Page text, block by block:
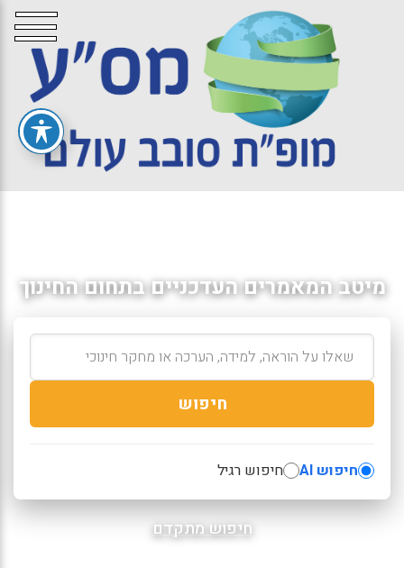
מיטב המאמרים העדכניים בתחום החינוך
חיפוש
חיפוש AI חיפוש רגיל
חיפוש מתקדם